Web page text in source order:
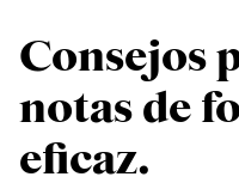
Consejos
notas de
eficaz.